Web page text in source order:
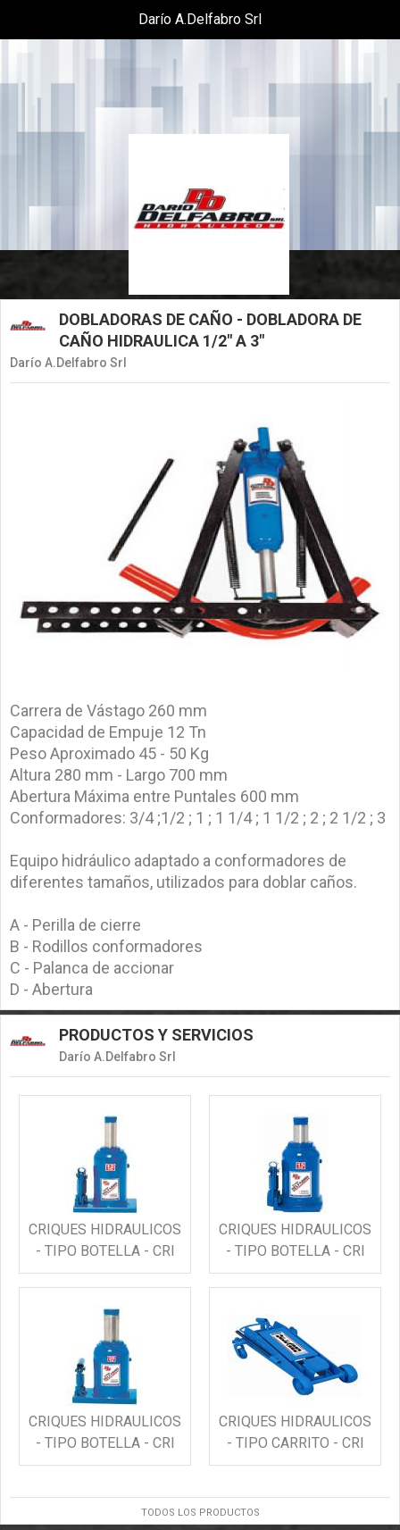
Darío A.Delfabro Srl
DOBLADORAS DE CAÑO - DOBLADORA DE
CAÑO HIDRAULICA 1/2" A 3"
Darío A.Delfabro Srl
Carrera de Vástago 260 mm
Capacidad de Empuje 12 Tn
Peso Aproximado 45 - 50 Kg
Altura 280 mm - Largo 700 mm
Abertura Máxima entre Puntales 600 mm
Conformadores: 3/4 ;1/2 ; 1 ; 1 1/4 ; 1 1/2 ; 2 ; 2 1/2 ; 3
Equipo hidráulico adaptado a conformadores de
diferentes tamaños, utilizados para doblar caños.
A - Perilla de cierre
B - Rodillos conformadores
C - Palanca de accionar
D - Abertura
PRODUCTOS Y SERVICIOS
Darío A.Delfabro Srl
CRIQUES HIDRAULICOS
- TIPO BOTELLA - CRI
CRIQUES HIDRAULICOS
- TIPO BOTELLA - CRI
CRIQUES HIDRAULICOS
- TIPO BOTELLA - CRI
CRIQUES HIDRAULICOS
- TIPO CARRITO - CRI
TODOS LOS PRODUCTOS